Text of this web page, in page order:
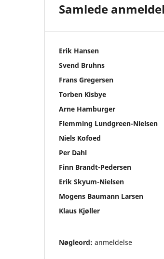
Samlede
Erik Hansen
Svend Bruhns
Frans Gregersen
Torben Kisbye
Arne Hamburger
Flemming Lundgreen-Nielsen
Niels Kofoed
Per Dahl
Finn Brandt-Pedersen
Erik Skyum-Nielsen
Mogens Baumann Larsen
Klaus Kjøller
Nøgleord: anmeldelse